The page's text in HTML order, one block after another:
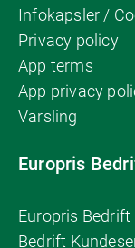
Infokapsler /
Privacy policy
App terms
App privacy
Varsling
Europris
Europris Bedrift
Bedrift